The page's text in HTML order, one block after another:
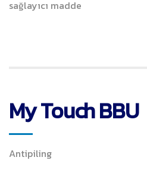
sağlayıcı madde
My Touch BBU
Antipiling